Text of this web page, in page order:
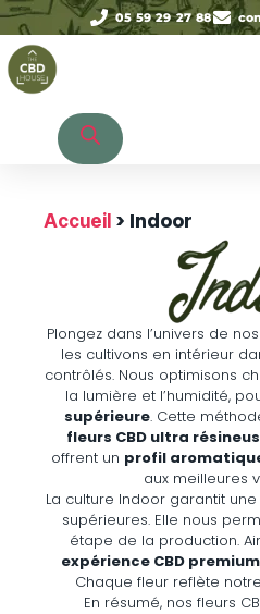
05 59 29 27 88
Accueil > Indoor
Plongez dans l’univers de nos
les cultivons en intérieur
contrôlés. Nous optimisons
la lumière et l’humidité,
supérieure. Cette
fleurs CBD ultra
offrent un profil
aux meilleures
La culture Indoor garantit
supérieures. Elle nous
étape de la production.
expérience CBD premium
Chaque fleur reflète
En résumé, nos fleurs